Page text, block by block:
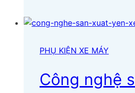
Quang
lượng
sao?
PHỤ KIỆN XE MÁY
Công nghệ